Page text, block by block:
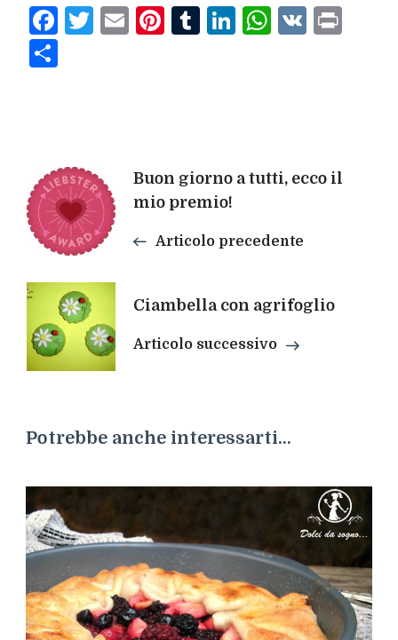
Facebook
Twitter
EmailPinterest
Tumblr
LinkedIn
VK
Navigazione
articoli
Buon giorno a tutti, ecco il
mio premio!
Articolo precedente
Ciambella con agrifoglio
Articolo successivo
Potrebbe anche interessarti...